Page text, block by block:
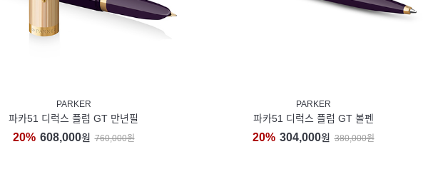
PARKER
파카51 디럭스 플럼 GT 만년필
20% 608,000원 760,000원
PARKER
파카51 디럭스 플럼 GT 볼펜
20% 304,000원 380,000원